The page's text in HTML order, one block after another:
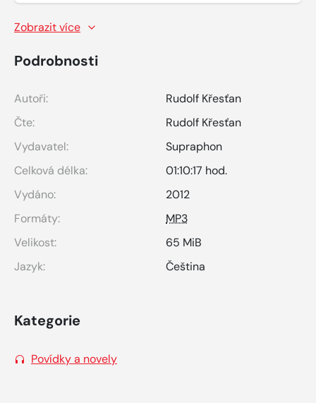
Zobrazit více
Podrobnosti
Autoři:
Rudolf Křesťan
Čte:
Rudolf Křesťan
Vydavatel:
Supraphon
Celková délka:
01:10:17 hod.
Vydáno:
2012
Formáty:
MP3
Velikost:
65 MiB
Jazyk:
Čeština
Kategorie
Povídky a novely